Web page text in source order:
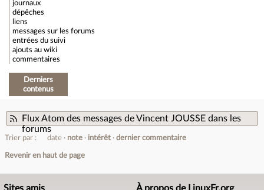
journaux
dépêches
liens
messages sur les forums
entrées du suivi
ajouts au wiki
commentaires
Derniers
contenus
Flux Atom des messages de Vincent JOUSSE dans les
forums
Trier par : date note intérêt dernier commentaire
Revenir en haut de page
Sites amis À propos de LinuxFr.org